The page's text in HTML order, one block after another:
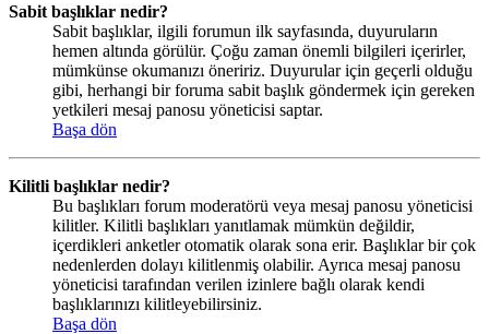
Sabit başlıklar nedir?
Sabit başlıklar, ilgili forumun ilk sayfasında, duyuruların
hemen altında görülür. Çoğu zaman önemli bilgileri içerirler,
mümkünse okumanızı öneririz. Duyurular için geçerli olduğu
gibi, herhangi bir foruma sabit başlık göndermek için gereken
yetkileri mesaj panosu yöneticisi saptar.
Başa dön
Kilitli başlıklar nedir?
Bu başlıkları forum moderatörü veya mesaj panosu yöneticisi
kilitler. Kilitli başlıkları yanıtlamak mümkün değildir,
içerdikleri anketler otomatik olarak sona erir. Başlıklar bir çok
nedenlerden dolayı kilitlenmiş olabilir. Ayrıca mesaj panosu
yöneticisi tarafından verilen izinlere bağlı olarak kendi
başlıklarınızı kilitleyebilirsiniz.
Başa dön